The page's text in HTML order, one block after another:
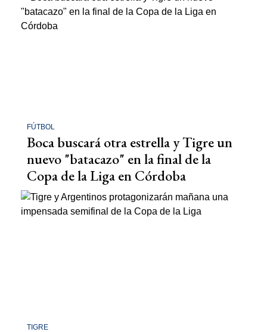
FÚTBOL
Boca buscará otra estrella y Tigre un
nuevo "batacazo" en la final de la
Copa de la Liga en Córdoba
TIGRE